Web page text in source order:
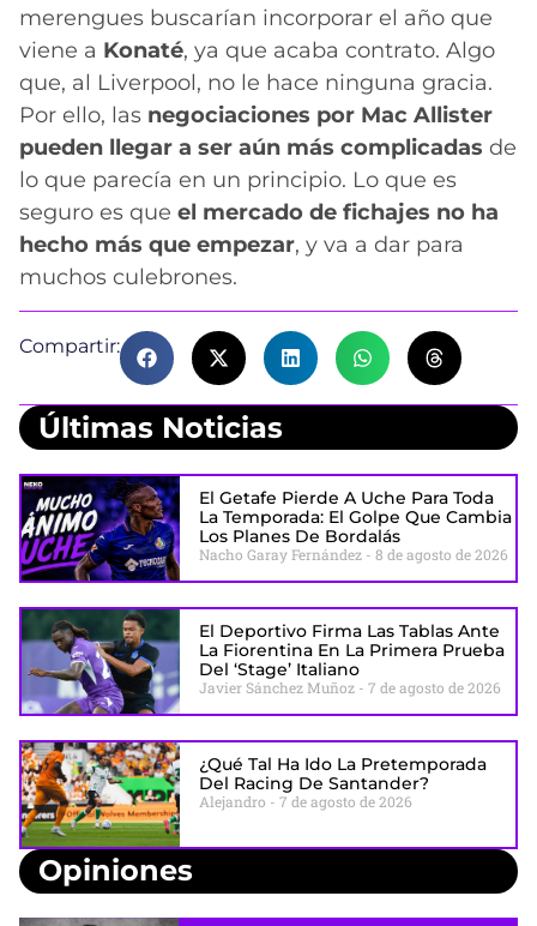
merengues buscarían incorporar el año que
viene a Konaté, ya que acaba contrato. Algo
que, al Liverpool, no le hace ninguna gracia.
Por ello, las negociaciones por Mac Allister
pueden llegar a ser aún más complicadas de
lo que parecía en un principio. Lo que es
seguro es que el mercado de fichajes no ha
hecho más que empezar, y va a dar para
muchos culebrones.
Compartir:
Últimas Noticias
El Getafe Pierde A Uche Para Toda
La Temporada: El Golpe Que Cambia
Los Planes De Bordalás
Nacho Garay Fernández 8 de agosto de 2026
El Deportivo Firma Las Tablas Ante
La Fiorentina En La Primera Prueba
Del ‘stage’ Italiano
Javier Sánchez Muñoz 7 de agosto de 2026
¿Qué Tal Ha Ido La Pretemporada
Del Racing De Santander?
Alejandro 7 de agosto de 2026
Opiniones